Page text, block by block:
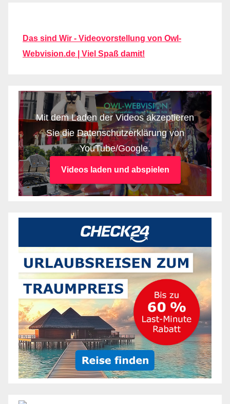
Das sind Wir - Videovorstellung von Owl-
Webvision.de | Viel Spaß damit!
Mit dem Laden der Videos akzeptieren
Sie die Datenschutzerklärung von
YouTube/Google.
Videos laden und abspielen